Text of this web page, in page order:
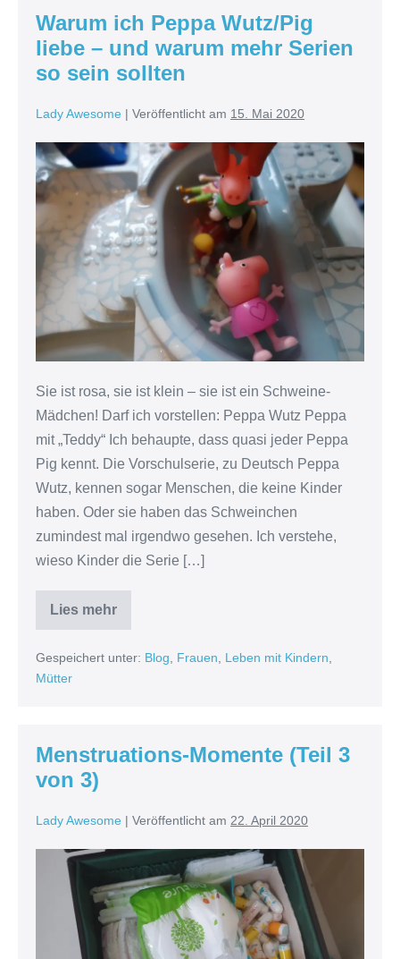
Warum ich Peppa Wutz/Pig
liebe – und warum mehr Serien
so sein sollten
Lady Awesome | Veröffentlicht am 15. Mai 2020
Warum
ich
Peppa
Wutz/Pig
liebe
–
und
mehr
so
sein
sollten
Sie ist rosa, sie ist klein – sie ist ein Schweine-
Mädchen! Darf ich vorstellen: Peppa Wutz Peppa
mit „Teddy“ Ich behaupte, dass quasi jeder Peppa
Pig kennt. Die Vorschulserie, zu Deutsch Peppa
Wutz, kennen sogar Menschen, die keine Kinder
haben. Oder sie haben das Schweinchen
zumindest mal irgendwo gesehen. Ich verstehe,
wieso Kinder die Serie […]
Lies mehr
Warum
Wutz/Pig
so
sein
sollten
Gespeichert unter: Blog Frauen Leben mit Kindern
Mütter
Menstruations-Momente (Teil 3
von 3)
Lady Awesome | Veröffentlicht am 22. April 2020
Menstruations-
Momente